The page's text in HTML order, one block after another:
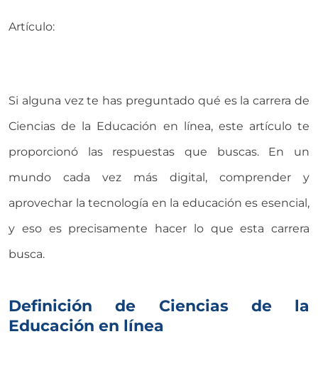
Artículo:
Si alguna vez te has preguntado qué es la carrera de
Ciencias de la Educación en línea, este artículo te
proporcionó las respuestas que buscas. En un
mundo cada vez más digital, comprender y
aprovechar la tecnología en la educación es esencial,
y eso es precisamente hacer lo que esta carrera
busca.
Definición de Ciencias de la
Educación en línea